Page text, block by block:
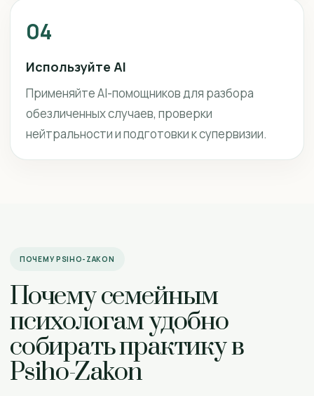
04
Используйте AI
Применяйте AI-помощников для разбора
обезличенных случаев, проверки
нейтральности и подготовки к супервизии.
ПОЧЕМУ PSIHO-ZAKON
Почему семейным
психологам удобно
собирать практику в
Psiho-Zakon